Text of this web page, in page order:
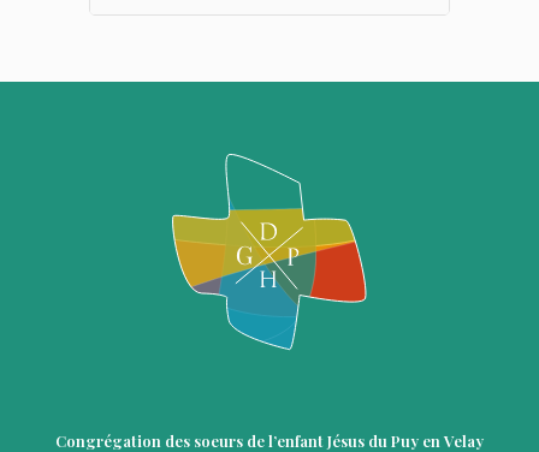
Congrégation des soeurs de l’enfant Jésus du Puy en Velay